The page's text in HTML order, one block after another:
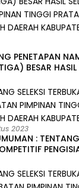
PENETAPAN
BESAR HASIL
DAERAH
2023
:
KONAWE